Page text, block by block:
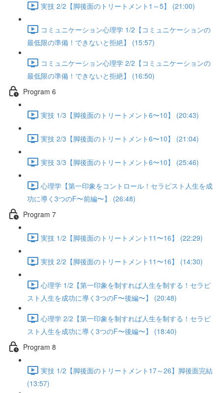
実技 2/2【脚後面のトリートメント1～5】 (21:00)
コミュニケーション心理学 1/2【コミュニケーションの
最低限の準備！できないと拒絶】 (15:57)
コミュニケーション心理学 2/2【コミュニケーションの
最低限の準備！できないと拒絶】 (16:50)
Program 6
実技 1/3【脚後面のトリートメント6〜10】 (20:43)
実技 2/3【脚後面のトリートメント6〜10】 (21:04)
実技 3/3【脚後面のトリートメント6〜10】 (25:46)
心理学【第一印象をコントロール！セラピスト人生を成
功に導く3つのF〜前編〜】 (26:48)
Program 7
実技 1/2【脚後面のトリートメント11〜16】 (22:29)
実技 2/2【脚後面のトリートメント11〜16】 (14:30)
心理学 1/2【第一印象を制すれば人生を制する！セラピ
スト人生を成功に導く3つのF〜後編〜】 (20:48)
心理学 2/2【第一印象を制すれば人生を制する！セラピ
スト人生を成功に導く3つのF〜後編〜】 (18:40)
Program 8
実技 1/2【脚後面のトリートメント17～26】脚後面完結
(13:57)